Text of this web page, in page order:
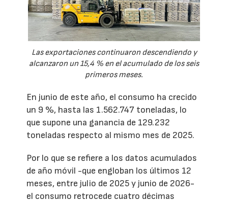
Las exportaciones continuaron descendiendo y
alcanzaron un 15,4 % en el acumulado de los seis
primeros meses.
En junio de este año, el consumo ha crecido
un 9 %, hasta las 1.562.747 toneladas, lo
que supone una ganancia de 129.232
toneladas respecto al mismo mes de 2025.
Por lo que se refiere a los datos acumulados
de año móvil -que engloban los últimos 12
meses, entre julio de 2025 y junio de 2026-
el consumo retrocede cuatro décimas